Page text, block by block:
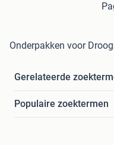
Onderpakken voor
Gerelateerde
Populaire zoektermen